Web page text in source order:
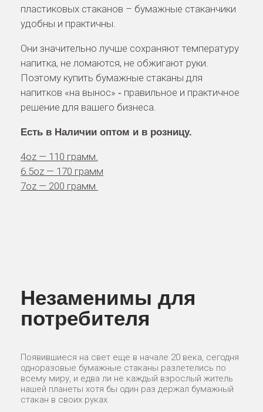
пластиковых стаканов – бумажные стаканчики
удобны и практичны.
Они значительно лучше сохраняют температуру
напитка, не ломаются, не обжигают руки.
Поэтому купить бумажные стаканы для
напитков «на вынос» ‑ правильное и практичное
решение для вашего бизнеса.
Есть в Наличии оптом и в розницу.
4oz — 110 грамм.
6.5oz — 170 грамм
7oz — 200 грамм
Незаменимы для
потребителя
Появившиеся на свет еще в начале 20 века, сегодня
одноразовые бумажные стаканы разлетелись по
всему миру, и едва ли не каждый взрослый житель
нашей планеты хотя бы один раз держал бумажный
стакан в своих руках.